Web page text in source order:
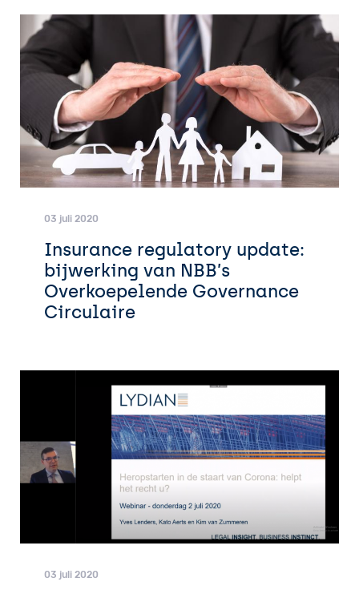
03 juli 2020
Insurance regulatory update:
bijwerking van NBB’s
Overkoepelende Governance
Circulaire
03 juli 2020